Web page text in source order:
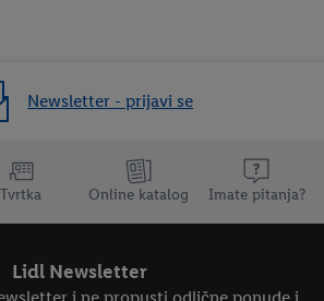
Newsletter - prijavi se
Tvrtka Online katalog Imate pitanja?
Lidl Newsletter